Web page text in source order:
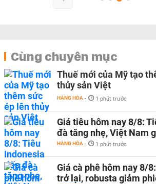
Cùng chuyên mục
Thuế mới của Mỹ tạo
thủy sản Việt
HÀNG HÓA - 1 phút trước
Giá tiêu hôm nay 8/8:
đà tăng nhẹ, Việt Nam
HÀNG HÓA - 1 phút trước
Giá cà phê hôm nay 8/
trở lại, robusta giảm